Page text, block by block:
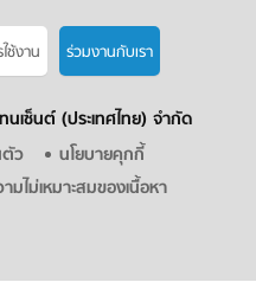
ช้งาน ร่วมงานกับเรา
เซ็นต์ (ประเทศไทย) จำกัด
ตัว
นโยบายคุกกี้
มไม่เหมาะสมของเนื้อหา